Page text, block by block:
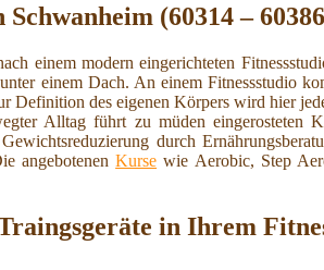
Schwanheim (60314 –
einem modern eingerichteten
unter einem Dach. An einem Fitnessstudio
Definition des eigenen Körpers wird hier
Alltag führt zu müden eingerosteten
durch
angebotenenKurse wie Aerobic, Step
in Ihrem